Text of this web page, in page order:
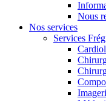
Nous
Nos services
Services